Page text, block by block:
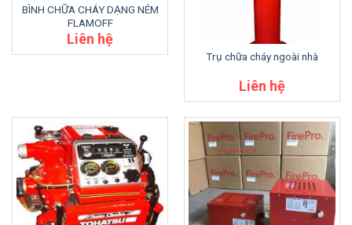
BÌNH CHỮA CHÁY DẠNG NÉM
FLAMOFF
Liên hệ
Trụ chữa cháy ngoài nhà
Liên hệ